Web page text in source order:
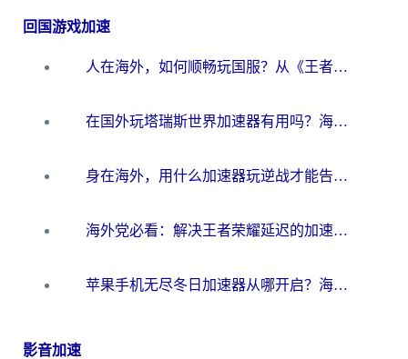
回国游戏加速
人在海外，如何顺畅玩国服？从《王者荣耀》到《云图计划》的加速器终极指南
在国外玩塔瑞斯世界加速器有用吗？海外玩家亲测后的真实答案
身在海外，用什么加速器玩逆战才能告别延迟？
海外党必看：解决王者荣耀延迟的加速器终极指南——从EVE到猫和老鼠，一个工具全搞定
苹果手机无尽冬日加速器从哪开启？海外玩家的冬日生存指南
影音加速